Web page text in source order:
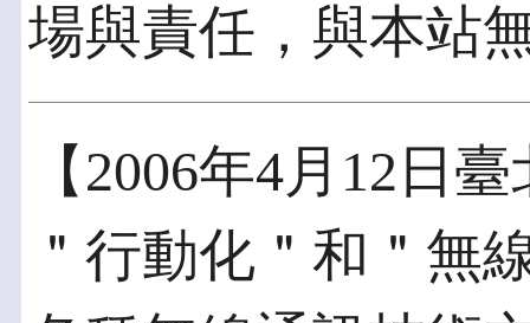
場與責任，與本站
【2006年4月12日
＂行動化＂和＂無